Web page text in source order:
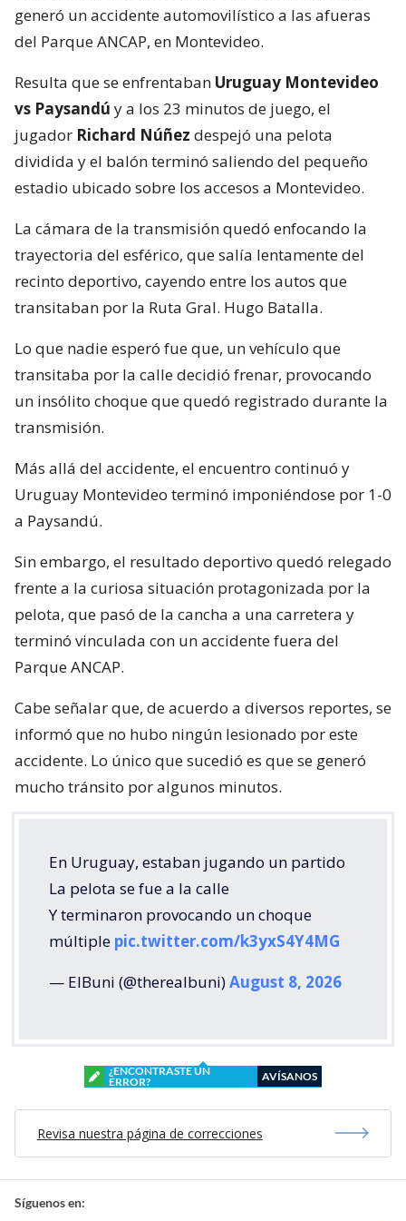
generó un accidente automovilístico a las afueras
del Parque ANCAP, en Montevideo.
Resulta que se enfrentaban Uruguay Montevideo
vs Paysandú y a los 23 minutos de juego, el
jugador Richard Núñez despejó una pelota
dividida y el balón terminó saliendo del pequeño
estadio ubicado sobre los accesos a Montevideo.
La cámara de la transmisión quedó enfocando la
trayectoria del esférico, que salía lentamente del
recinto deportivo, cayendo entre los autos que
transitaban por la Ruta Gral. Hugo Batalla.
Lo que nadie esperó fue que, un vehículo que
transitaba por la calle decidió frenar, provocando
un insólito choque que quedó registrado durante la
transmisión.
Más allá del accidente, el encuentro continuó y
Uruguay Montevideo terminó imponiéndose por 1-0
a Paysandú.
Sin embargo, el resultado deportivo quedó relegado
frente a la curiosa situación protagonizada por la
pelota, que pasó de la cancha a una carretera y
terminó vinculada con un accidente fuera del
Parque ANCAP.
Cabe señalar que, de acuerdo a diversos reportes, se
informó que no hubo ningún lesionado por este
accidente. Lo único que sucedió es que se generó
mucho tránsito por algunos minutos.
En Uruguay, estaban jugando un partido
La pelota se fue a la calle
Y terminaron provocando un choque
múltiple pic.twitter.com/k3yxS4Y4MG
— ElBuni (@therealbuni)August 8, 2026
¿ENCONTRASTE UN
ERROR?
AVÍSANOS
Revisa nuestra página de correcciones
Síguenos en: